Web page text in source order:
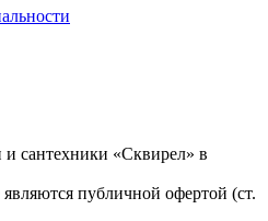
сантехники «Сквирел» в
публичной офертой (ст.